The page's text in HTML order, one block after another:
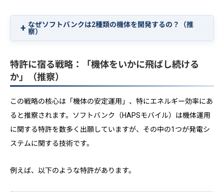
なぜソフトバンクは2種類の機体を開発するの？（推
察）
特許に宿る戦略：「機体をいかに飛ばし続ける
か」（推察）
この戦略の核心は「機体の安定運用」、特にエネルギー効率にあ
ると推察されます。ソフトバンク（HAPSモバイル）は機体運用
に関する特許を数多く出願していますが、その中の1つが発電シ
ステムに関する技術です。
例えば、以下のような特許があります。